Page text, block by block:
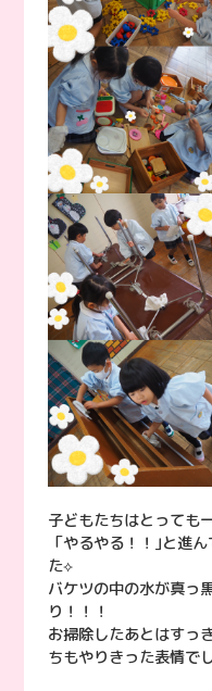
子どもたちはとっても
「やるやる！！｣と進
た⟡
バケツの中の水が真っ
り！！！
お掃除したあとはすっ
ちもやりきった表情で